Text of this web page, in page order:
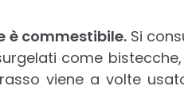
è commestibile.Si
come
viene a volte